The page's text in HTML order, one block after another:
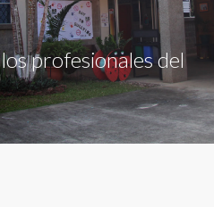
profesionales del